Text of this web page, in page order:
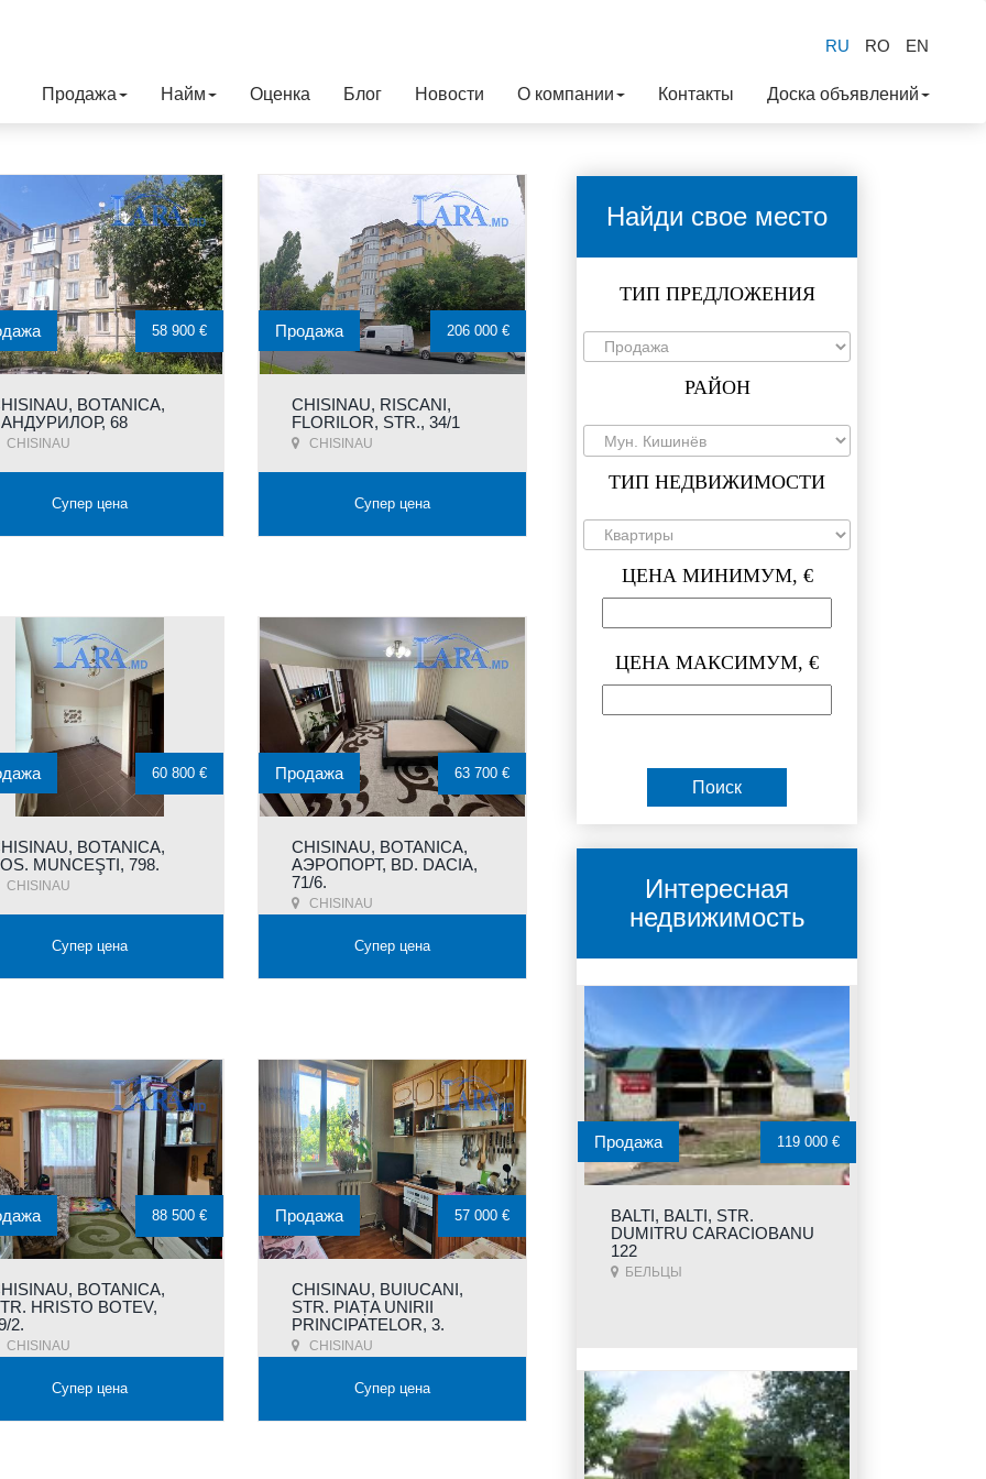
RU RO EN
Продажа Найм Оценка Блог Новости О компании Контакты Доска объявлений
BOTANICA,
68
58 900 €
Супер цена
CHISINAU, RISCANI,
FLORILOR, STR., 34/1
CHISINAU
Продажа 206 000 €
Супер цена
BOTANICA,
MUNCEŞTI, 798.
60 800 €
Супер цена
CHISINAU, BOTANICA,
АЭРОПОРТ, BD. DACIA,
71/6.
CHISINAU
Продажа 63 700 €
Супер цена
BOTANICA,
HRISTO BOTEV,
2.
88 500 €
Супер цена
CHISINAU, BUIUCANI,
STR. PIAȚA UNIRII
PRINCIPATELOR, 3.
CHISINAU
Продажа 57 000 €
Супер цена
Найди свое место
ТИП ПРЕДЛОЖЕНИЯ
РАЙОН
ТИП НЕДВИЖИМОСТИ
ЦЕНА МИНИМУМ, €
ЦЕНА МАКСИМУМ, €
Интересная
недвижимость
BALTI, BALTI, STR.
DUMITRU CARACIOBANU
122
БЕЛЬЦЫ
Продажа 119 000 €